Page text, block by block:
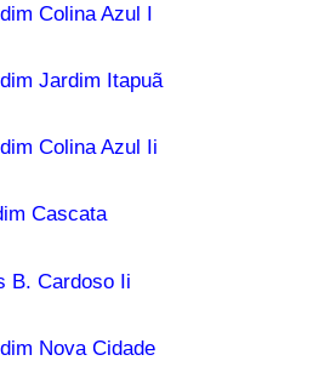
Colina Azul I
Jardim Itapuã
Colina Azul Ii
Cascata
B. Cardoso Ii
Nova Cidade